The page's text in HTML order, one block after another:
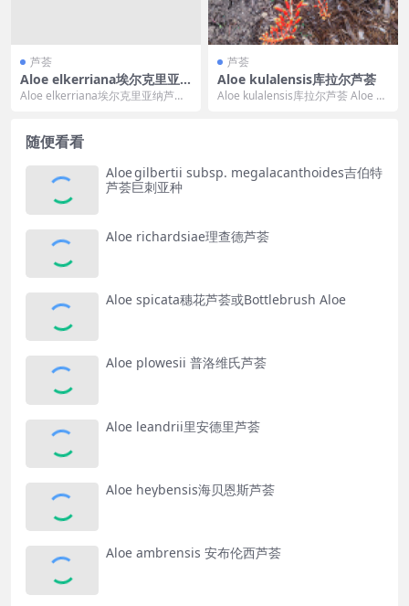
芦荟
Aloe elkerriana埃尔克里亚
纳芦荟
Aloe elkerriana埃尔克里亚纳芦荟
芦荟
Aloe kulalensis库拉尔芦荟
Aloe kulalensis库拉尔芦荟 Aloe ku
随便看看
Aloe gilbertii subsp. megalacanthoides吉伯特
芦荟巨刺亚种
Aloe richardsiae理查德芦荟
Aloe spicata穗花芦荟或Bottlebrush Aloe
Aloe plowesii 普洛维氏芦荟
Aloe leandrii里安德里芦荟
Aloe heybensis海贝恩斯芦荟
Aloe ambrensis 安布伦西芦荟